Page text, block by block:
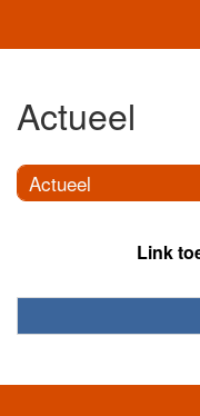
Actueel
Actueel
Link